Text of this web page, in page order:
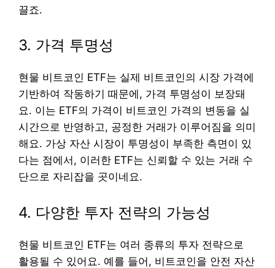
끌죠.
3. 가격 투명성
현물 비트코인 ETF는 실제 비트코인의 시장 가격에
기반하여 작동하기 때문에, 가격 투명성이 보장돼
요. 이는 ETF의 가격이 비트코인 가격의 변동을 실
시간으로 반영하고, 공정한 거래가 이루어짐을 의미
해요. 가상 자산 시장이 투명성이 부족한 측면이 있
다는 점에서, 이러한 ETF는 신뢰할 수 있는 거래 수
단으로 자리잡을 곳이네요.
4. 다양한 투자 전략의 가능성
현물 비트코인 ETF는 여러 종류의 투자 전략으로
활용될 수 있어요. 예를 들어, 비트코인을 안전 자산